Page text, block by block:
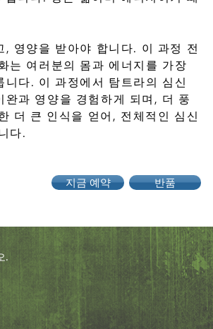
영양을 받아야 합니다. 이 과정 전
는 여러분의 몸과 에너지를 가장
다. 이 과정에서 탐트라의 심신
과 영양을 경험하게 되며, 더 풍
더 큰 인식을 얻어, 전체적인 심신
다.
지금 예약 반품
.